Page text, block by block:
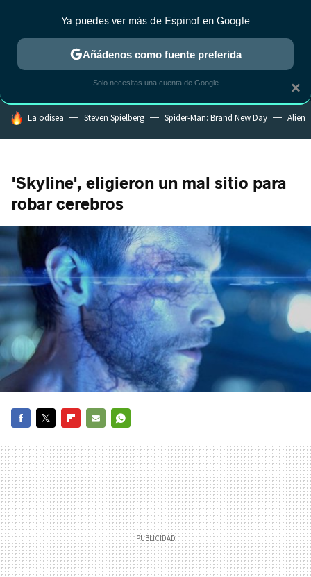
MENÚ NUEVO
ESTRENOS REALITY ANIME RANKINGS CINE
HOY SE HABLA DE
La odisea Steven Spielberg Spider-Man: Brand New Day Alien
'Skyline', eligieron un mal sitio para
robar cerebros
MAIL
×
Ya puedes ver más de Espinof en Google
Añádenos como fuente preferida
Solo necesitas una cuenta de Google